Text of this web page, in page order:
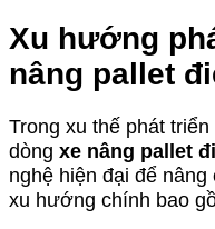
Xu hướng
nâng pallet
Trong xu thế phát
dòng xe nâng pallet
nghệ hiện đại để
xu hướng chính bao